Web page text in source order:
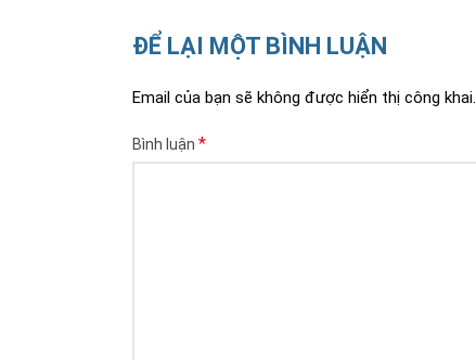
ĐỂ LẠI MỘT BÌNH LUẬN
Email của bạn sẽ không được hiển thị công khai.
Bình luận *